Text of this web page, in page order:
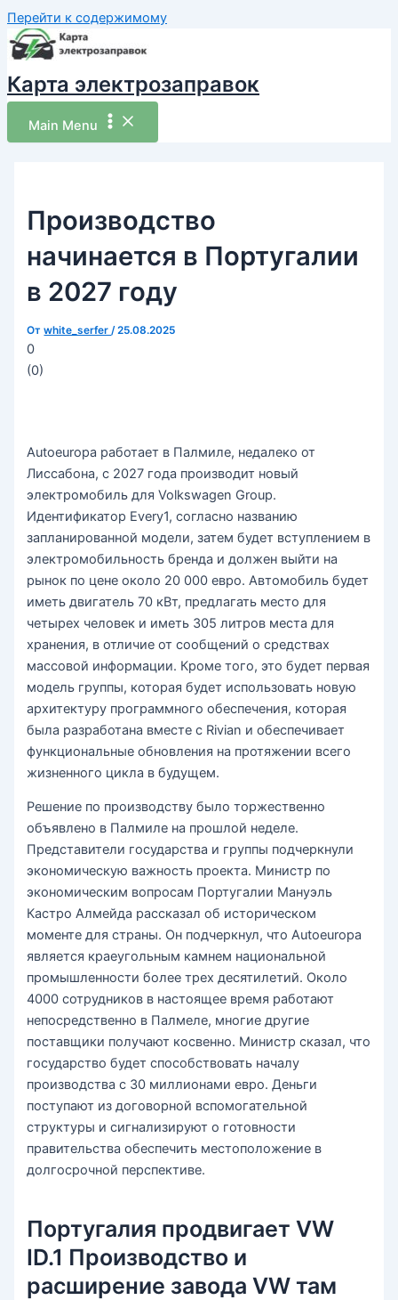
Перейти к содержимому
Карта электрозаправок
Main Menu
Производство
начинается в Португалии
в 2027 году
Отwhite_serfer/25.08.2025
0
(0)
Autoeuropa работает в Палмиле, недалеко от
Лиссабона, с 2027 года производит новый
электромобиль для Volkswagen Group.
Идентификатор Every1, согласно названию
запланированной модели, затем будет вступлением в
электромобильность бренда и должен выйти на
рынок по цене около 20 000 евро. Автомобиль будет
иметь двигатель 70 кВт, предлагать место для
четырех человек и иметь 305 литров места для
хранения, в отличие от сообщений о средствах
массовой информации. Кроме того, это будет первая
модель группы, которая будет использовать новую
архитектуру программного обеспечения, которая
была разработана вместе с Rivian и обеспечивает
функциональные обновления на протяжении всего
жизненного цикла в будущем.
Решение по производству было торжественно
объявлено в Палмиле на прошлой неделе.
Представители государства и группы подчеркнули
экономическую важность проекта. Министр по
экономическим вопросам Португалии Мануэль
Кастро Алмейда рассказал об историческом
моменте для страны. Он подчеркнул, что Autoeuropa
является краеугольным камнем национальной
промышленности более трех десятилетий. Около
4000 сотрудников в настоящее время работают
непосредственно в Палмеле, многие другие
поставщики получают косвенно. Министр сказал, что
государство будет способствовать началу
производства с 30 миллионами евро. Деньги
поступают из договорной вспомогательной
структуры и сигнализируют о готовности
правительства обеспечить местоположение в
долгосрочной перспективе.
Португалия продвигает VW
ID.1 Производство и
расширение завода VW там